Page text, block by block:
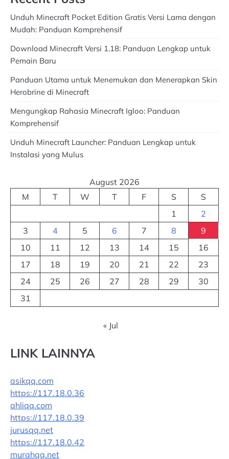
Unduh Minecraft Pocket Edition Gratis Versi Lama dengan
Mudah: Panduan Komprehensif
Download Minecraft Versi 1.18: Panduan Lengkap untuk
Pemain Baru
Panduan Utama untuk Menemukan dan Menerapkan Skin
Herobrine di Minecraft
Mengungkap Rahasia Minecraft Igloo: Panduan
Komprehensif
Unduh Minecraft Launcher: Panduan Lengkap untuk
Instalasi yang Mulus
August 2026
M
T W T F S
S
1
2
3
4 5 6 7 8
9
10
11 12 13 14 15
16
17
18 19 20 21 22
23
24
25 26 27 28 29
30
31
« Jul
LINK LAINNYA
asikqq.com
https://117.18.0.36
ahliqq.com
https://117.18.0.39
jurusqq.net
https://117.18.0.42
murahqq.net